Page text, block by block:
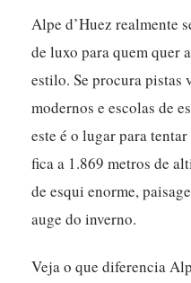
Alpe d’Huez realmente
de luxo para quem quer
estilo.Se procura pistas
modernos e escolas de
este é o lugar para
fica a 1.869 metros de
de esqui enorme,
auge do inverno.
Veja o que diferencia